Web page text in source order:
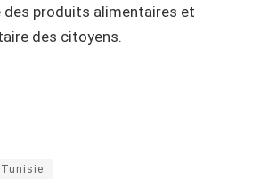
produits alimentaires et
des citoyens.
Tunisie